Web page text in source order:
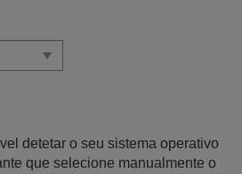
detetar o seu sistema operativo
que selecione manualmente o